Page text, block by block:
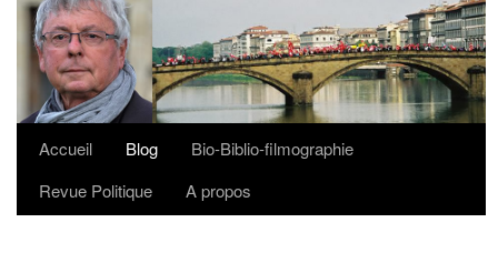
Aller
Accueil Blog
Bio-Biblio-filmographie
Revue Politique
A propos